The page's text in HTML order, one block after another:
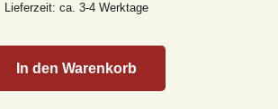
Lieferzeit: ca. 3-4 Werktage
In den Warenkorb